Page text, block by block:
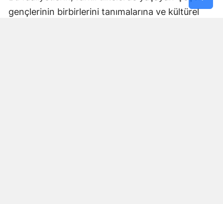
gençlerinin birbirlerini tanımalarına ve kültürel